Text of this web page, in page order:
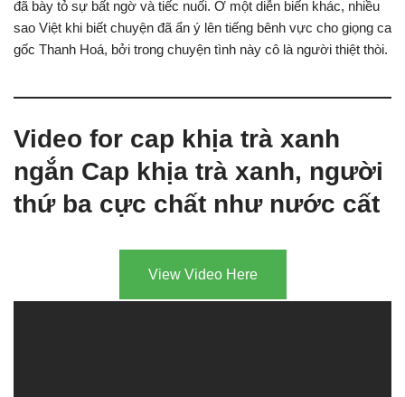
đã bày tỏ sự bất ngờ và tiếc nuối. Ở một diễn biến khác, nhiều
sao Việt khi biết chuyện đã ẩn ý lên tiếng bênh vực cho giọng ca
gốc Thanh Hoá, bởi trong chuyện tình này cô là người thiệt thòi.
Video for cap khịa trà xanh
ngắn Cap khịa trà xanh, người
thứ ba cực chất như nước cất
View Video Here